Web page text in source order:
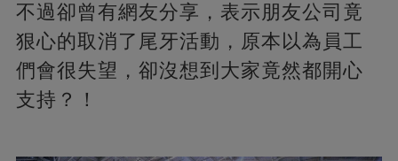
不過卻曾有網友分享，表示朋友公司竟
狠心的取消了尾牙活動，原本以為員工
們會很失望，卻沒想到大家竟然都開心
支持？！